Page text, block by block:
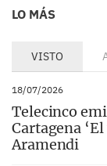
LO MÁS
VISTO
18/07/2026
Telecinco
Cartagena
Aramendi